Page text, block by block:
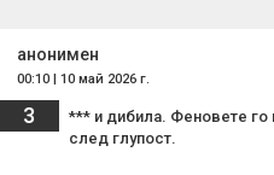
анонимен
00:10 | 10 май 2026 г.
3
*** и дибила. Феновете го
след глупост.